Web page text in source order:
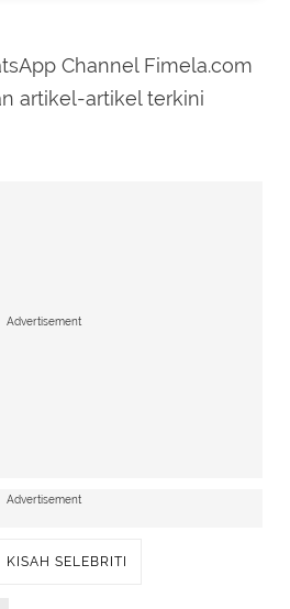
Channel Fimela.com
artikel-artikel terkini
Advertisement
Advertisement
KISAH SELEBRITI